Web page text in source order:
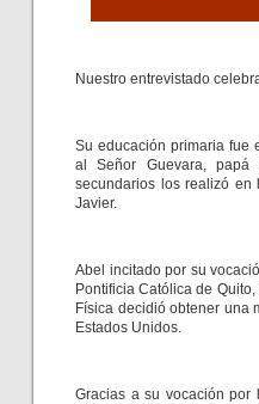
Nuestro entrevistado
Su educación primaria fue
al Señor Guevara,
secundarios los realizó en
Javier.
Abel incitado por su
Pontificia Católica de
Física decidió obtener una
Estados Unidos.
Gracias a su vocación por